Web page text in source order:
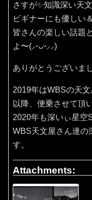
さすが✨知識深い天
ビギナーにも優しい
皆さんの楽しい話題
よ〜(⸝ᵕᴗᵕ⸝⸝)
ありがとうございま
2019年はWBSの天
以降、便乗させて頂
2020年も深いぃ星
WBS天文屋さん達の
す。
Attachments: